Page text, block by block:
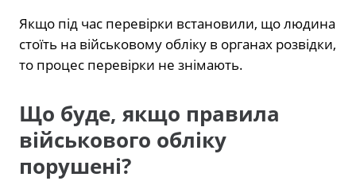
Якщо під час перевірки встановили, що людина
стоїть на військовому обліку в органах розвідки,
то процес перевірки не знімають.
Що буде, якщо правила
військового обліку
порушені?